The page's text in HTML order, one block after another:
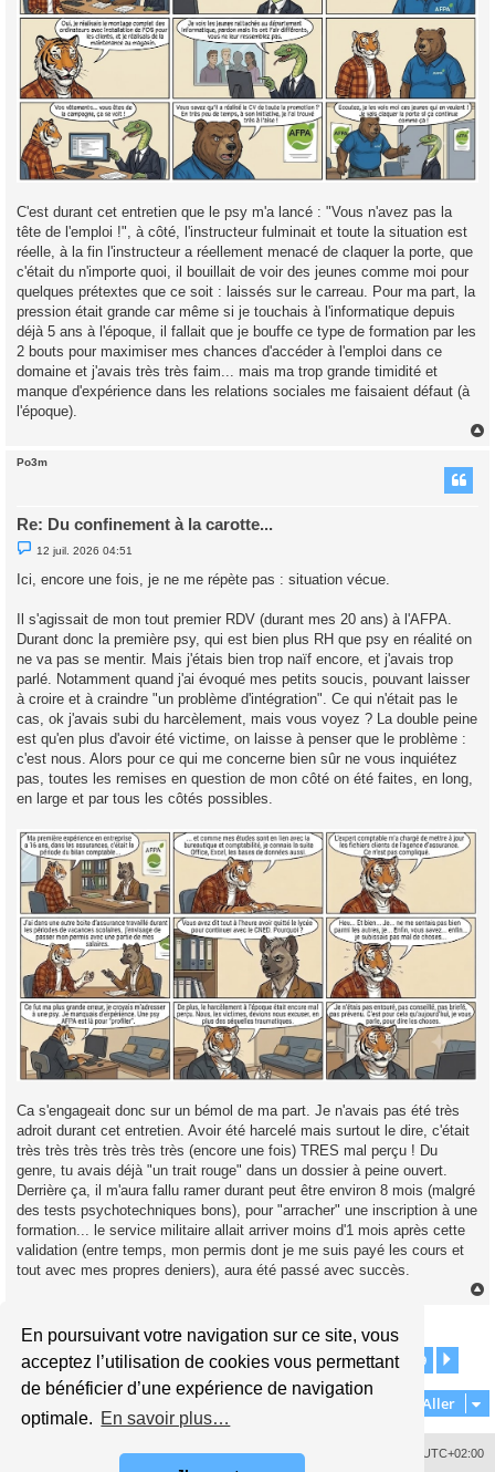
En poursuivant votre navigation sur ce site, vous
acceptez l’utilisation de cookies vous permettant
de bénéficier d’une expérience de navigation
optimale. En savoir plus…
C'est durant cet entretien que le psy m'a lancé : "Vous n'avez pas la
tête de l'emploi !", à côté, l'instructeur fulminait et toute la situation est
réelle, à la fin l'instructeur a réellement menacé de claquer la porte, que
c'était du n'importe quoi, il bouillait de voir des jeunes comme moi pour
quelques prétextes que ce soit : laissés sur le carreau. Pour ma part, la
pression était grande car même si je touchais à l'informatique depuis
déjà 5 ans à l'époque, il fallait que je bouffe ce type de formation par les
2 bouts pour maximiser mes chances d'accéder à l'emploi dans ce
domaine et j'avais très très faim... mais ma trop grande timidité et
manque d'expérience dans les relations sociales me faisaient défaut (à
l'époque).
Po3m
Re: Du confinement à la carotte...
M
e
s
g
e
n
n
l
12 juil. 2026 04:51
Ici, encore une fois, je ne me répète pas : situation vécue.
Il s'agissait de mon tout premier RDV (durant mes 20 ans) à l'AFPA.
Durant donc la première psy, qui est bien plus RH que psy en réalité on
ne va pas se mentir. Mais j'étais bien trop naïf encore, et j'avais trop
parlé. Notamment quand j'ai évoqué mes petits soucis, pouvant laisser
à croire et à craindre "un problème d'intégration". Ce qui n'était pas le
cas, ok j'avais subi du harcèlement, mais vous voyez ? La double peine
est qu'en plus d'avoir été victime, on laisse à penser que le problème :
c'est nous. Alors pour ce qui me concerne bien sûr ne vous inquiétez
pas, toutes les remises en question de mon côté on été faites, en long,
en large et par tous les côtés possibles.
Ca s'engageait donc sur un bémol de ma part. Je n'avais pas été très
adroit durant cet entretien. Avoir été harcelé mais surtout le dire, c'était
très très très très très très (encore une fois) TRES mal perçu ! Du
genre, tu avais déjà "un trait rouge" dans un dossier à peine ouvert.
Derrière ça, il m'aura fallu ramer durant peut être environ 8 mois (malgré
des tests psychotechniques bons), pour "arracher" une inscription à une
formation... le service militaire allait arriver moins d'1 mois après cette
validation (entre temps, mon permis dont je me suis payé les cours et
tout avec mes propres deniers), aura été passé avec succès.
490 messages Page44sur49
Précédent
1 … 42 43 44 45 46 … 49
Aller
UTC+02:00
Supprimer les cookies